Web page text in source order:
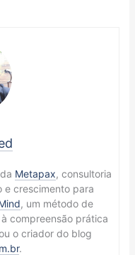
Metapax, consultoria
e crescimento para
, um método de
compreensão prática
o criador do blog
.